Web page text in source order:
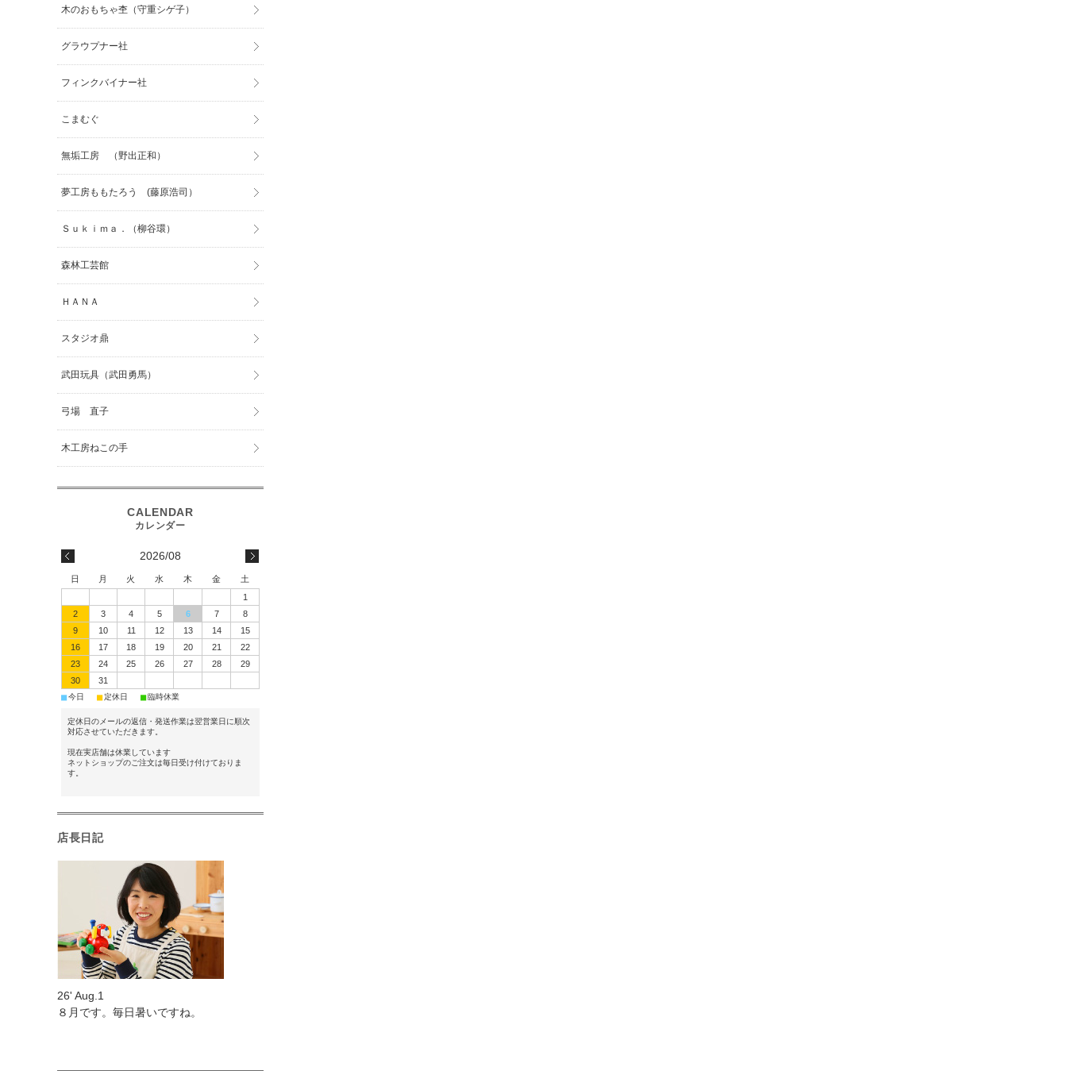
木のおもちゃ杢（守重シゲ子）
グラウプナー社
フィンクバイナー社
こまむぐ
無垢工房 （野出正和）
夢工房ももたろう (藤原浩司）
Ｓｕｋｉｍａ．（柳谷環）
森林工芸館
ＨＡＮＡ
スタジオ鼎
武田玩具（武田勇馬）
弓場 直子
木工房ねこの手
2026/08
日 月 火 水 木 金
土
1
2
3 4 5 6 7
8
9
10 11 12 13 14
15
16
17 18 19 20 21
22
23
24 25 26 27 28
29
30
31
■今日 ■定休日 ■臨時休業
定休日のメールの返信・発送作業は翌営業日に順次
対応させていただきます。
現在実店舗は休業しています
ネットショップのご注文は毎日受け付けておりま
す。
店長日記
26' Aug.1
８月です。毎日暑いですね。